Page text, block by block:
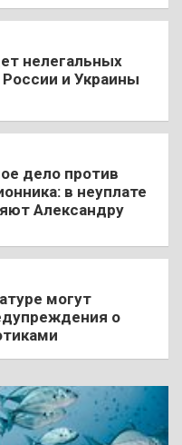
нелегальных
России и Украины
дело против
в неуплате
Александру
могут
о